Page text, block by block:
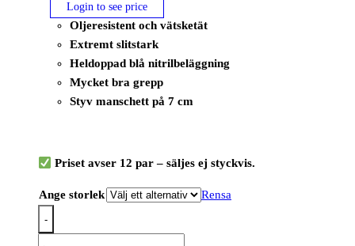
Login to see price
Oljeresistent och vätsketät
Extremt slitstark
Heldoppad blå nitrilbeläggning
Mycket bra grepp
Styv manschett på 7 cm
Priset avser 12 par – säljes ej styckvis.
Ange storlek Rensa
-